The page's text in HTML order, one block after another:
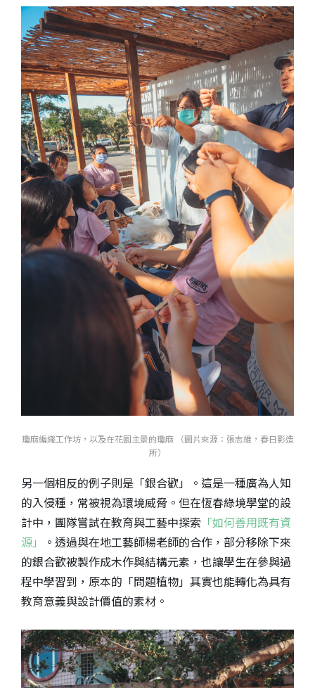
瓊麻編織工作坊，以及在花園主景的瓊麻 （圖片來源：張志維，春日影造
所）
另一個相反的例子則是「銀合歡」。這是一種廣為人知
的入侵種，常被視為環境威脅。但在恆春綠境學堂的設
計中，團隊嘗試在教育與工藝中探索 「如何善用既有資
源」
。透過與在地工藝師楊老師的合作，部分移除下來
的銀合歡被製作成木作與結構元素，也讓學生在參與過
程中學習到，原本的「問題植物」其實也能轉化為具有
教育意義與設計價值的素材。